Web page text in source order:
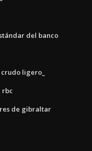
del banco
ligero_
rbc
de gibraltar